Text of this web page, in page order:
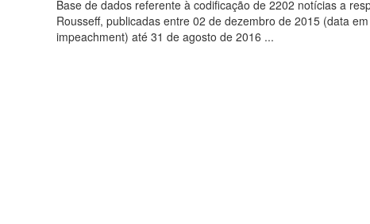
Base de dados referente à codificação de 2202 notícias a
Rousseff, publicadas entre 02 de dezembro de 2015 (data
impeachment) até 31 de agosto de 2016 ...